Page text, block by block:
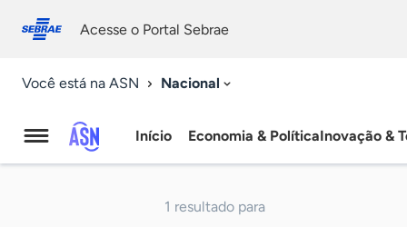
conosco
Acesse o Portal Sebrae
Você está na ASN Nacional
Agência
Início Economia & PolíticaInovação &
1 resultado para